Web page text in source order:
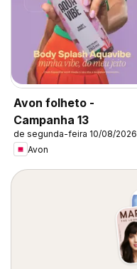
Avon folheto -
Campanha 13
de segunda-feira 10/08/2026
Avon